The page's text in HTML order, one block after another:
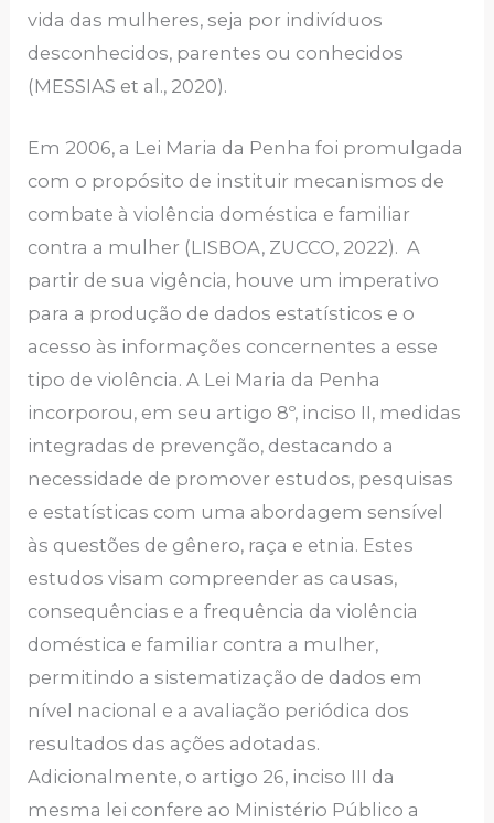
vida das mulheres, seja por indivíduos
desconhecidos, parentes ou conhecidos
(MESSIAS et al., 2020).
Em 2006, a Lei Maria da Penha foi promulgada
com o propósito de instituir mecanismos de
combate à violência doméstica e familiar
contra a mulher (LISBOA, ZUCCO, 2022). A
partir de sua vigência, houve um imperativo
para a produção de dados estatísticos e o
acesso às informações concernentes a esse
tipo de violência. A Lei Maria da Penha
incorporou, em seu artigo 8º, inciso II, medidas
integradas de prevenção, destacando a
necessidade de promover estudos, pesquisas
e estatísticas com uma abordagem sensível
às questões de gênero, raça e etnia. Estes
estudos visam compreender as causas,
consequências e a frequência da violência
doméstica e familiar contra a mulher,
permitindo a sistematização de dados em
nível nacional e a avaliação periódica dos
resultados das ações adotadas.
Adicionalmente, o artigo 26, inciso III da
mesma lei confere ao Ministério Público a